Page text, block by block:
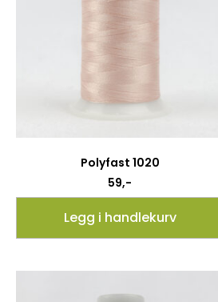
Polyfast 1020
59,-
Legg i handlekurv